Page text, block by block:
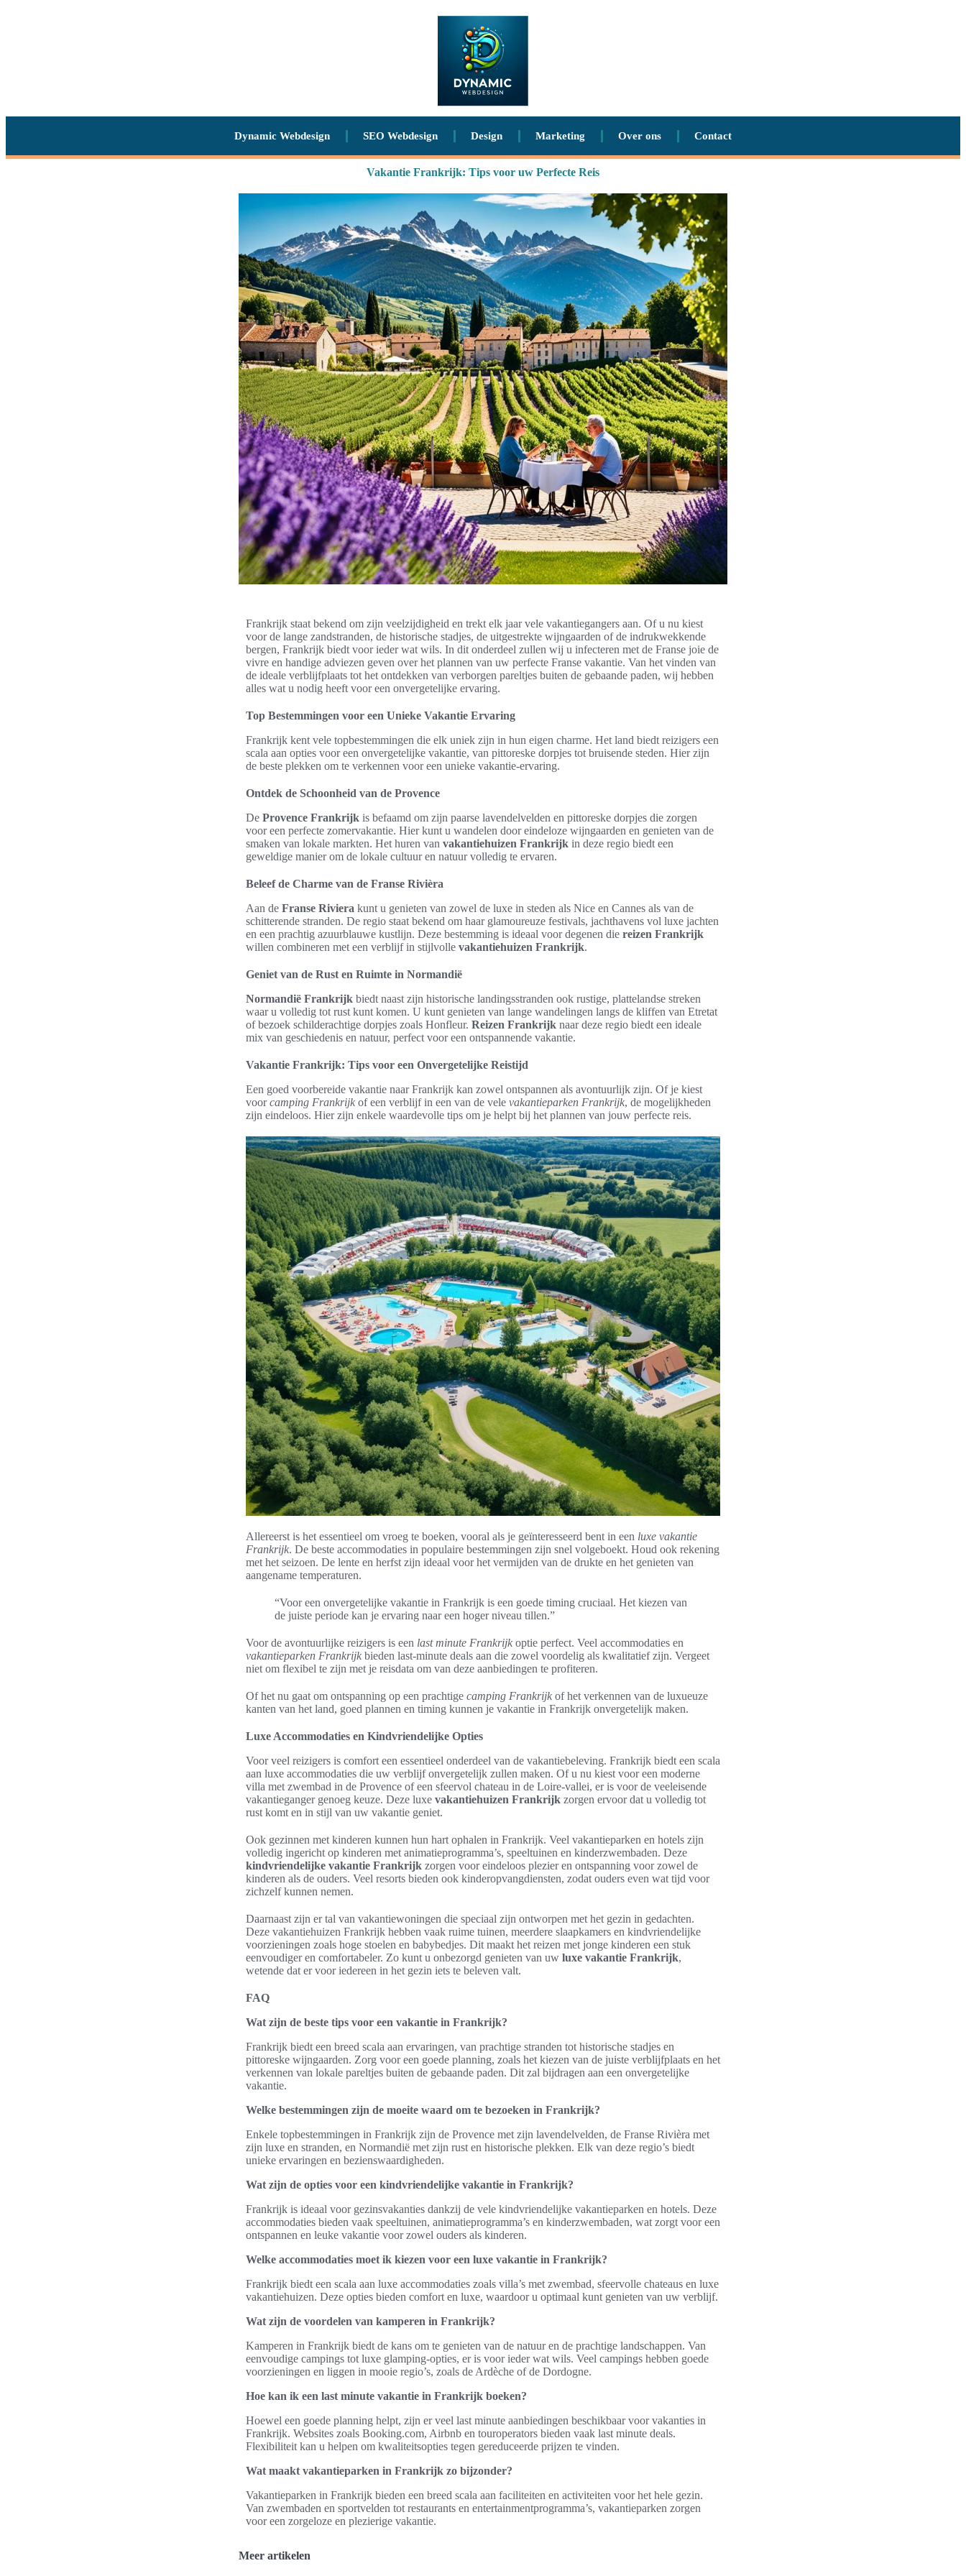
Dynamic Webdesign SEO Webdesign Design Marketing Over ons Contact
Vakantie Frankrijk: Tips voor uw Perfecte Reis
Frankrijk staat bekend om zijn veelzijdigheid en trekt elk jaar vele vakantiegangers aan. Of u nu kiest
voor de lange zandstranden, de historische stadjes, de uitgestrekte wijngaarden of de indrukwekkende
bergen, Frankrijk biedt voor ieder wat wils. In dit onderdeel zullen wij u infecteren met de Franse joie de
vivre en handige adviezen geven over het plannen van uw perfecte Franse vakantie. Van het vinden van
de ideale verblijfplaats tot het ontdekken van verborgen pareltjes buiten de gebaande paden, wij hebben
alles wat u nodig heeft voor een onvergetelijke ervaring.
Top Bestemmingen voor een Unieke Vakantie Ervaring
Frankrijk kent vele topbestemmingen die elk uniek zijn in hun eigen charme. Het land biedt reizigers een
scala aan opties voor een onvergetelijke vakantie, van pittoreske dorpjes tot bruisende steden. Hier zijn
de beste plekken om te verkennen voor een unieke vakantie-ervaring.
Ontdek de Schoonheid van de Provence
De Provence Frankrijk is befaamd om zijn paarse lavendelvelden en pittoreske dorpjes die zorgen
voor een perfecte zomervakantie. Hier kunt u wandelen door eindeloze wijngaarden en genieten van de
smaken van lokale markten. Het huren van vakantiehuizen Frankrijk in deze regio biedt een
geweldige manier om de lokale cultuur en natuur volledig te ervaren.
Beleef de Charme van de Franse Rivièra
Aan de Franse Riviera kunt u genieten van zowel de luxe in steden als Nice en Cannes als van de
schitterende stranden. De regio staat bekend om haar glamoureuze festivals, jachthavens vol luxe jachten
en een prachtig azuurblauwe kustlijn. Deze bestemming is ideaal voor degenen die reizen Frankrijk
willen combineren met een verblijf in stijlvolle vakantiehuizen Frankrijk.
Geniet van de Rust en Ruimte in Normandië
Normandië Frankrijk biedt naast zijn historische landingsstranden ook rustige, plattelandse streken
waar u volledig tot rust kunt komen. U kunt genieten van lange wandelingen langs de kliffen van Etretat
of bezoek schilderachtige dorpjes zoals Honfleur. Reizen Frankrijk naar deze regio biedt een ideale
mix van geschiedenis en natuur, perfect voor een ontspannende vakantie.
Vakantie Frankrijk: Tips voor een Onvergetelijke Reistijd
Een goed voorbereide vakantie naar Frankrijk kan zowel ontspannen als avontuurlijk zijn. Of je kiest
voorcamping Frankrijk of een verblijf in een van de vele vakantieparken Frankrijk, de mogelijkheden
zijn eindeloos. Hier zijn enkele waardevolle tips om je helpt bij het plannen van jouw perfecte reis.
Allereerst is het essentieel om vroeg te boeken, vooral als je geïnteresseerd bent in een luxe vakantie
Frankrijk. De beste accommodaties in populaire bestemmingen zijn snel volgeboekt. Houd ook rekening
met het seizoen. De lente en herfst zijn ideaal voor het vermijden van de drukte en het genieten van
aangename temperaturen.
“Voor een onvergetelijke vakantie in Frankrijk is een goede timing cruciaal. Het kiezen van
de juiste periode kan je ervaring naar een hoger niveau tillen.”
Voor de avontuurlijke reizigers is een last minute Frankrijk optie perfect. Veel accommodaties en
vakantieparken Frankrijk bieden last-minute deals aan die zowel voordelig als kwalitatief zijn. Vergeet
niet om flexibel te zijn met je reisdata om van deze aanbiedingen te profiteren.
Of het nu gaat om ontspanning op een prachtige camping Frankrijk of het verkennen van de luxueuze
kanten van het land, goed plannen en timing kunnen je vakantie in Frankrijk onvergetelijk maken.
Luxe Accommodaties en Kindvriendelijke Opties
Voor veel reizigers is comfort een essentieel onderdeel van de vakantiebeleving. Frankrijk biedt een scala
aan luxe accommodaties die uw verblijf onvergetelijk zullen maken. Of u nu kiest voor een moderne
villa met zwembad in de Provence of een sfeervol chateau in de Loire-vallei, er is voor de veeleisende
vakantieganger genoeg keuze. Deze luxe vakantiehuizen Frankrijk zorgen ervoor dat u volledig tot
rust komt en in stijl van uw vakantie geniet.
Ook gezinnen met kinderen kunnen hun hart ophalen in Frankrijk. Veel vakantieparken en hotels zijn
volledig ingericht op kinderen met animatieprogramma’s, speeltuinen en kinderzwembaden. Deze
kindvriendelijke vakantie Frankrijk zorgen voor eindeloos plezier en ontspanning voor zowel de
kinderen als de ouders. Veel resorts bieden ook kinderopvangdiensten, zodat ouders even wat tijd voor
zichzelf kunnen nemen.
Daarnaast zijn er tal van vakantiewoningen die speciaal zijn ontworpen met het gezin in gedachten.
Deze vakantiehuizen Frankrijk hebben vaak ruime tuinen, meerdere slaapkamers en kindvriendelijke
voorzieningen zoals hoge stoelen en babybedjes. Dit maakt het reizen met jonge kinderen een stuk
eenvoudiger en comfortabeler. Zo kunt u onbezorgd genieten van uw luxe vakantie Frankrijk,
wetende dat er voor iedereen in het gezin iets te beleven valt.
FAQ
Wat zijn de beste tips voor een vakantie in Frankrijk?
Frankrijk biedt een breed scala aan ervaringen, van prachtige stranden tot historische stadjes en
pittoreske wijngaarden. Zorg voor een goede planning, zoals het kiezen van de juiste verblijfplaats en het
verkennen van lokale pareltjes buiten de gebaande paden. Dit zal bijdragen aan een onvergetelijke
vakantie.
Welke bestemmingen zijn de moeite waard om te bezoeken in Frankrijk?
Enkele topbestemmingen in Frankrijk zijn de Provence met zijn lavendelvelden, de Franse Rivièra met
zijn luxe en stranden, en Normandië met zijn rust en historische plekken. Elk van deze regio’s biedt
unieke ervaringen en bezienswaardigheden.
Wat zijn de opties voor een kindvriendelijke vakantie in Frankrijk?
Frankrijk is ideaal voor gezinsvakanties dankzij de vele kindvriendelijke vakantieparken en hotels. Deze
accommodaties bieden vaak speeltuinen, animatieprogramma’s en kinderzwembaden, wat zorgt voor een
ontspannen en leuke vakantie voor zowel ouders als kinderen.
Welke accommodaties moet ik kiezen voor een luxe vakantie in Frankrijk?
Frankrijk biedt een scala aan luxe accommodaties zoals villa’s met zwembad, sfeervolle chateaus en luxe
vakantiehuizen. Deze opties bieden comfort en luxe, waardoor u optimaal kunt genieten van uw verblijf.
Wat zijn de voordelen van kamperen in Frankrijk?
Kamperen in Frankrijk biedt de kans om te genieten van de natuur en de prachtige landschappen. Van
eenvoudige campings tot luxe glamping-opties, er is voor ieder wat wils. Veel campings hebben goede
voorzieningen en liggen in mooie regio’s, zoals de Ardèche of de Dordogne.
Hoe kan ik een last minute vakantie in Frankrijk boeken?
Hoewel een goede planning helpt, zijn er veel last minute aanbiedingen beschikbaar voor vakanties in
Frankrijk. Websites zoals Booking.com, Airbnb en touroperators bieden vaak last minute deals.
Flexibiliteit kan u helpen om kwaliteitsopties tegen gereduceerde prijzen te vinden.
Wat maakt vakantieparken in Frankrijk zo bijzonder?
Vakantieparken in Frankrijk bieden een breed scala aan faciliteiten en activiteiten voor het hele gezin.
Van zwembaden en sportvelden tot restaurants en entertainmentprogramma’s, vakantieparken zorgen
voor een zorgeloze en plezierige vakantie.
Meer artikelen